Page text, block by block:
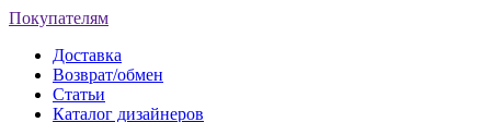
Покупателям
Доставка
Возврат/обмен
Статьи
Каталог дизайнеров